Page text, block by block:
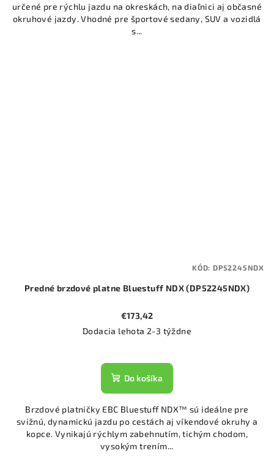
určené pre rýchlu jazdu na okreskách, na diaľnici aj občasné
okruhové jazdy. Vhodné pre športové sedany, SUV a vozidlá
s...
Predné brzdové platne Bluestuff NDX (DP52245NDX)
€173,42
Dodacia lehota 2-3 týždne
Do košíka
Brzdové platničky EBC Bluestuff NDX™ sú ideálne pre
svižnú, dynamickú jazdu po cestách aj víkendové okruhy a
kopce. Vynikajú rýchlym zabehnutím, tichým chodom,
vysokým trením...
KÓD: DP52245NDX